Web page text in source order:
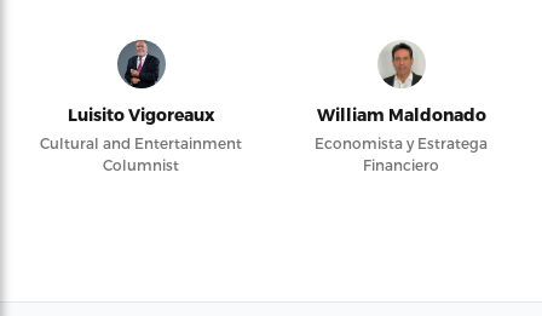
Luisito Vigoreaux
Cultural and Entertainment
Columnist
William Maldonado
Economista y Estratega
Financiero